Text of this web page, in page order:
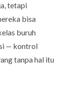
tetapi
bisa
buruh
— kontrol
tanpa hal itu